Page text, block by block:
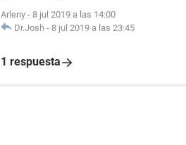
Arleny - 8 jul 2019 a las 14:00
Dr.Josh - 8 jul 2019 a las 23:45
1 respuesta